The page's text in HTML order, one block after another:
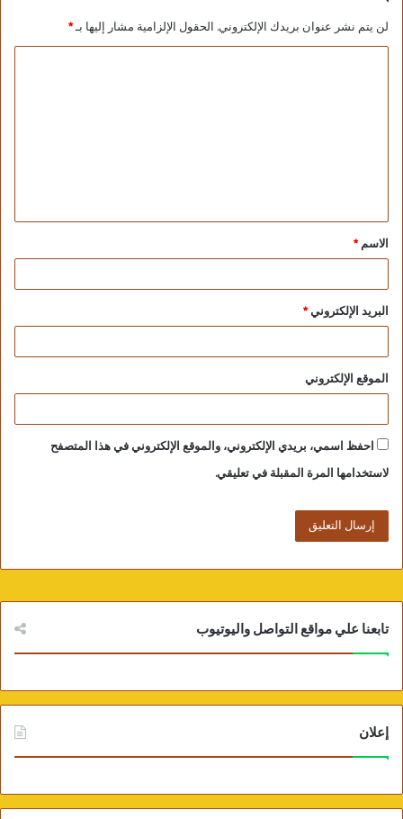
لن يتم نشر عنوان بريدك الإلكتروني. الحقول الإلزامية مشار إليها بـ*
الاسم*
البريد الإلكتروني*
الموقع الإلكتروني
احفظ اسمي، بريدي الإلكتروني، والموقع الإلكتروني في هذا المتصفح
لاستخدامها المرة المقبلة في تعليقي.
تابعنا علي مواقع التواصل واليوتيوب
إعلان